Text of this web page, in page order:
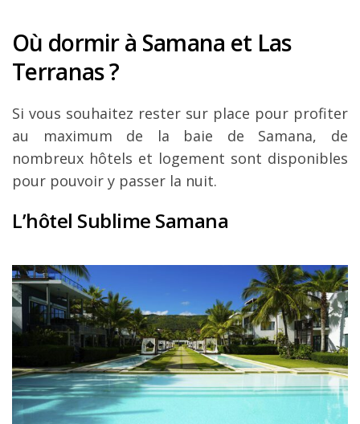
Où dormir à Samana et Las
Terranas ?
Si vous souhaitez rester sur place pour profiter
au maximum de la baie de Samana, de
nombreux hôtels et logement sont disponibles
pour pouvoir y passer la nuit.
L’hôtel Sublime Samana